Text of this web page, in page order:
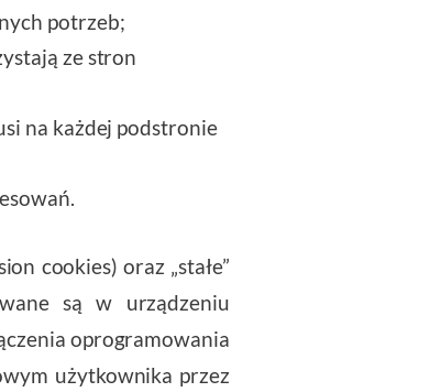
potrzeb;
ze stron
na każdej podstronie
cookies) oraz „stałe”
są w urządzeniu
oprogramowania
użytkownika przez